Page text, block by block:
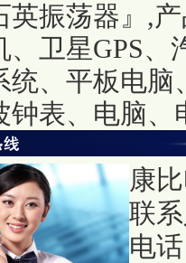
英振荡器』,
、卫星GPS
统、平板电
钟表、电脑
康
联
电